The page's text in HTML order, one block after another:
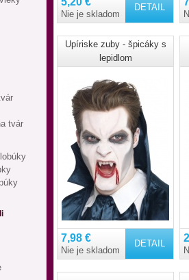
tvár
DETAIL
Nie je skladom
Upíriske zuby - špicáky s
lepidlom
DETAIL
7,98 €
Nie je skladom